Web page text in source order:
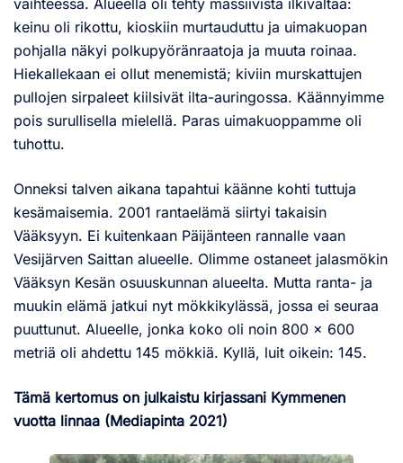
vaihteessa. Alueella oli tehty massiivista ilkivaltaa:
keinu oli rikottu, kioskiin murtauduttu ja uimakuopan
pohjalla näkyi polkupyöränraatoja ja muuta roinaa.
Hiekallekaan ei ollut menemistä; kiviin murskattujen
pullojen sirpaleet kiilsivät ilta-auringossa. Käännyimme
pois surullisella mielellä. Paras uimakuoppamme oli
tuhottu.
Onneksi talven aikana tapahtui käänne kohti tuttuja
kesämaisemia. 2001 rantaelämä siirtyi takaisin
Vääksyyn. Ei kuitenkaan Päijänteen rannalle vaan
Vesijärven Saittan alueelle. Olimme ostaneet jalasmökin
Vääksyn Kesän osuuskunnan alueelta. Mutta ranta- ja
muukin elämä jatkui nyt mökkikylässä, jossa ei seuraa
puuttunut. Alueelle, jonka koko oli noin 800 x 600
metriä oli ahdettu 145 mökkiä. Kyllä, luit oikein: 145.
Tämä kertomus on julkaistu kirjassani Kymmenen
vuotta linnaa (Mediapinta 2021)